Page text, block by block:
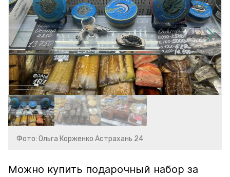
Фото: Ольга Корженко Астрахань 24
Можно купить подарочный набор за